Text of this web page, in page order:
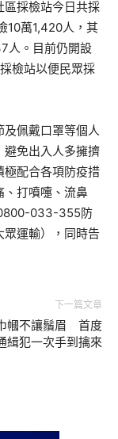
區採檢站今日共採
10萬1,420人，其
人。目前仍開設
檢站以便民眾採
佩戴口罩等個人
避免出入人多擁擠
極配合各項防疫措
、打噴嚏、流鼻
033-355防
眾運輸），同時告
下一篇文章
幗不讓鬚眉 首度
緝犯一次手到擒來